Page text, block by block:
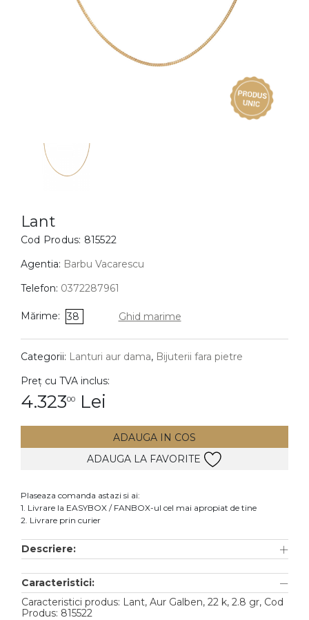
BIJUTERII COPII
Cercei
Bratari
Coliere
Lanturi
Pandantive
DIAMANTE Vezi toate
Cercei
Accesorii
Aur alb
Aur roz
Lant
Cod Produs: 815522
Agentia: Barbu Vacarescu
Telefon: 0372287961
Mărime: 38 Ghid marime
Categorii: Lanturi aur dama, Bijuterii fara pietre
Preț cu TVA inclus:
4.32300 Lei
ADAUGA IN COS
ADAUGA LA FAVORITE
Plaseaza comanda astazi si ai:
1. Livrare la EASYBOX / FANBOX-ul cel mai apropiat de tine
2. Livrare prin curier
Descriere:
Caracteristici:
Caracteristici produs: Lant, Aur Galben, 22 k, 2.8 gr, Cod
Produs: 815522